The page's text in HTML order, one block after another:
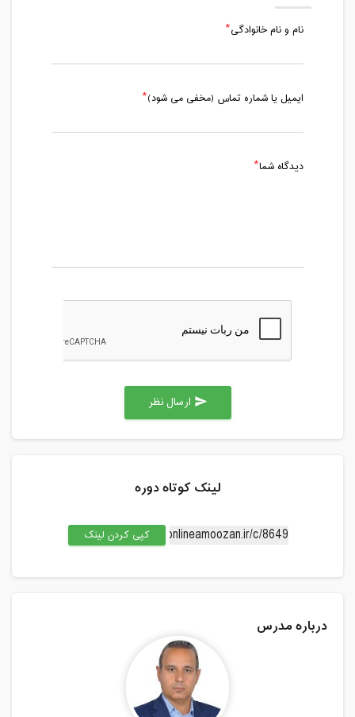
نام و نام خانوادگی
ایمیل یا شماره تماس (مخفی می شود)
دیدگاه شما
send
لینک کوتاه دوره
کپی کردن لینک
درباره مدرس